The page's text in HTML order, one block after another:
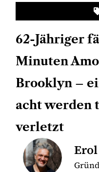
62-Jähriger
Minuten
Brooklyn –
acht werden
verletzt